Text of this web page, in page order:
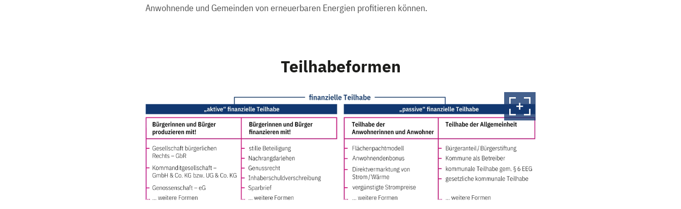
Anwohnende und Gemeinden von erneuerbaren Energien profitieren können.
Teilhabeformen